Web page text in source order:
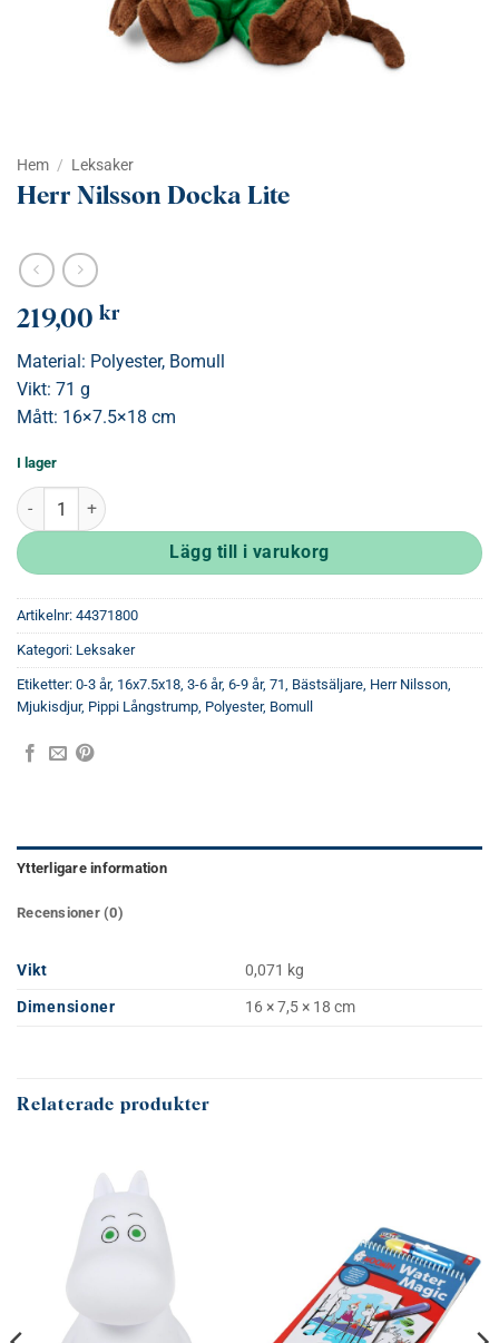
Hem / Leksaker
Herr Nilsson Docka Lite
219,00 kr
Material: Polyester, Bomull
Vikt: 71 g
Mått: 16×7.5×18 cm
I lager
Herr Nilsson Docka Lite mängd
Lägg till i varukorg
Artikelnr: 44371800
Kategori: Leksaker
Etiketter: 0-3 år, 16x7.5x18 3-6 år, 6-9 år, 71 Bästsäljare Herr Nilsson
Mjukisdjur, Pippi Långstrump Polyester, Bomull
Ytterligare information
Recensioner (0)
Vikt
0,071 kg
Dimensioner
16 × 7,5 × 18 cm
Relaterade produkter